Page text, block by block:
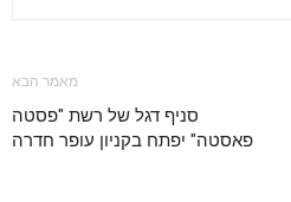
מאמר הבא
סניף דגל של רשת "פסטה
פאסטה" יפתח בקניון עופר חדרה